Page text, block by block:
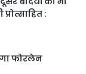
:
फोरलेन